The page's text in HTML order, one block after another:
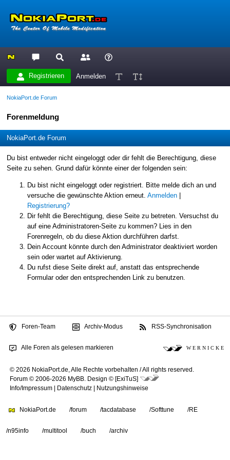
Registrieren Anmelden
NokiaPort.de Forum
Forenmeldung
NokiaPort.de Forum
Du bist entweder nicht eingeloggt oder dir fehlt die Berechtigung, diese
Seite zu sehen. Grund dafür könnte einer der folgenden sein:
Du bist nicht eingeloggt oder registriert. Bitte melde dich an und
versuche die gewünschte Aktion erneut. Anmelden|
Registrierung?
Dir fehlt die Berechtigung, diese Seite zu betreten. Versuchst du
auf eine Administratoren-Seite zu kommen? Lies in den
Forenregeln, ob du diese Aktion durchführen darfst.
Dein Account könnte durch den Administrator deaktiviert worden
sein oder wartet auf Aktivierung.
Du rufst diese Seite direkt auf, anstatt das entsprechende
Formular oder den entsprechenden Link zu benutzen.
Foren-Team Archiv-Modus RSS-Synchronisation
Alle Foren als gelesen markieren W E R N I C K E
© 2026 NokiaPort.de, Alle Rechte vorbehalten /All rights reserved.
Forum © 2006-2026 MyBB
Design © [ExiTuS]
Info/Impressum
Datenschutz Nutzungshinweise
NokiaPort.de /forum /tacdatabase /Softtune /RE
/n95info /multitool /buch /archiv